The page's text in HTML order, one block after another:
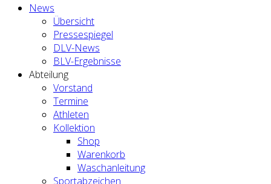
News
Übersicht
Pressespiegel
DLV-News
BLV-Ergebnisse
Abteilung
Vorstand
Termine
Athleten
Kollektion
Shop
Warenkorb
Waschanleitung
Sportabzeichen